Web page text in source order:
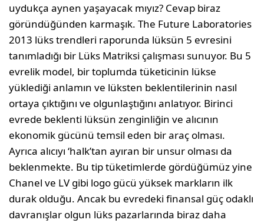
uydukça aynen yaşayacak mıyız? Cevap biraz
göründüğünden karmaşık. The Future Laboratories
2013 lüks trendleri raporunda lüksün 5 evresini
tanımladığı bir Lüks Matriksi çalışması sunuyor. Bu 5
evrelik model, bir toplumda tüketicinin lükse
yüklediği anlamın ve lüksten beklentilerinin nasıl
ortaya çıktığını ve olgunlaştığını anlatıyor. Birinci
evrede beklenti lüksün zenginliğin ve alıcının
ekonomik gücünü temsil eden bir araç olması.
Ayrıca alıcıyı ‘halk’tan ayıran bir unsur olması da
beklenmekte. Bu tip tüketimlerde gördüğümüz yine
Chanel ve LV gibi logo gücü yüksek markların ilk
durak olduğu. Ancak bu evredeki finansal güç odaklı
davranışlar olgun lüks pazarlarında biraz daha